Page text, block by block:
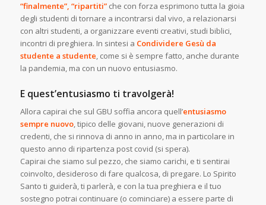
“finalmente”, “ripartiti”che con forza esprimono tutta la gioia
degli studenti di tornare a incontrarsi dal vivo, a relazionarsi
con altri studenti, a organizzare eventi creativi, studi biblici,
incontri di preghiera. In sintesi a Condividere Gesù da
studente a studente, come si è sempre fatto, anche durante
la pandemia, ma con un nuovo entusiasmo.
E quest’entusiasmo ti travolgerà!
Allora capirai che sul GBU soffia ancora quell’entusiasmo
sempre nuovo, tipico delle giovani, nuove generazioni di
credenti, che si rinnova di anno in anno, ma in particolare in
questo anno di ripartenza post covid (si spera).
Capirai che siamo sul pezzo, che siamo carichi, e ti sentirai
coinvolto, desideroso di fare qualcosa, di pregare. Lo Spirito
Santo ti guiderà, ti parlerà, e con la tua preghiera e il tuo
sostegno potrai continuare (o cominciare) a essere parte di